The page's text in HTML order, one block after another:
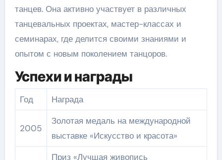
танцев. Она активно участвует в различных
танцевальных проектах, мастер-классах и
семинарах, где делится своими знаниями и
опытом с новым поколением танцоров.
Успехи и награды
Год Награда
2005
Золотая медаль на международной
выставке «Искусство и красота»
Приз «Лучшая живопись